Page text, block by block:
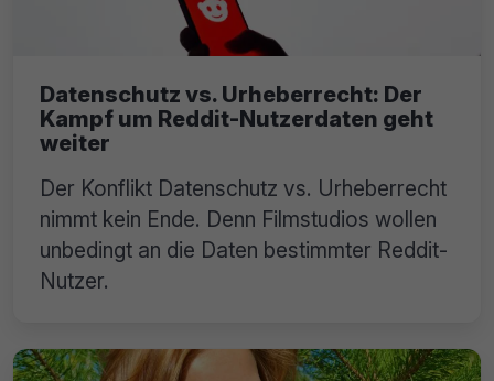
Datenschutz vs. Urheberrecht: Der
Kampf um Reddit-Nutzerdaten geht
weiter
Der Konflikt Datenschutz vs. Urheberrecht
nimmt kein Ende. Denn Filmstudios wollen
unbedingt an die Daten bestimmter Reddit-
Nutzer.